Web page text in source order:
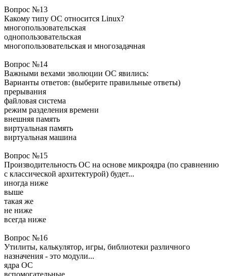
Вопрос №13
Какому типу ОС относится Linux?
многопользовательская
однопользовательская
многопользовательская и многозадачная
Вопрос №14
Важными вехами эволюции ОС явились:
Варианты ответов: (выберите правильные ответы)
прерывания
файловая система
режим разделения времени
внешняя память
виртуальная память
виртуальная машина
Вопрос №15
Производительность ОС на основе микроядра (по сравнению
с классической архитектурой) будет...
иногда ниже
выше
такая же
не ниже
всегда ниже
Вопрос №16
Утилиты, калькулятор, игры, библиотеки различного
назначения - это модули...
ядра ОС